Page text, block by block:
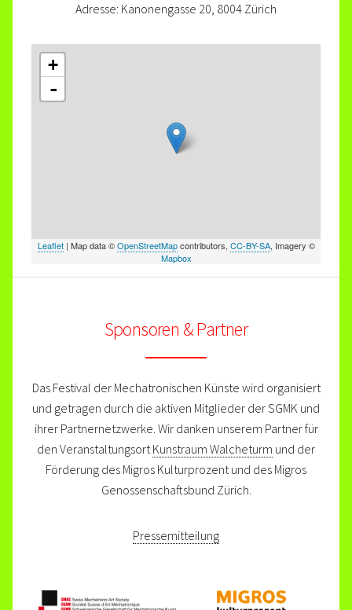
Adresse: Kanonengasse 20, 8004 Zürich
+
-
Leaflet| Map data ©OpenStreetMapcontributors, CC-BY-SA, Imagery ©
Mapbox
Sponsoren & Partner
Das Festival der Mechatronischen Künste wird organisiert
und getragen durch die aktiven Mitglieder der SGMK und
ihrer Partnernetzwerke. Wir danken unserem Partner für
den VeranstaltungsortKunstraum Walcheturm und der
Förderung des Migros Kulturprozent und des Migros
Genossenschaftsbund Zürich.
Pressemitteilung